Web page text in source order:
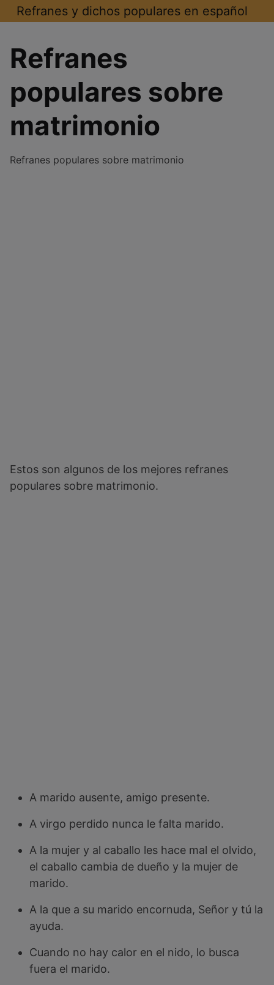
Saltar
al
Refranes y dichos populares en español
Refranes
populares sobre
matrimonio
Refranes populares sobre matrimonio
Estos son algunos de los mejores refranes
populares sobre matrimonio.
A marido ausente, amigo presente.
A virgo perdido nunca le falta marido.
A la mujer y al caballo les hace mal el olvido,
el caballo cambia de dueño y la mujer de
marido.
A la que a su marido encornuda, Señor y tú la
ayuda.
Cuando no hay calor en el nido, lo busca
fuera el marido.